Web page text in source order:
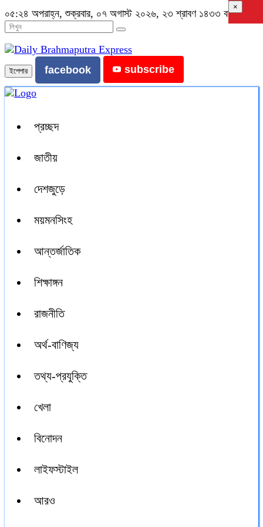
০৫:২৪ অপরাহ্ন, শুক্রবার, ০৭ অগাস্ট ২০২৬, ২৩ শ্রাবণ ১৪৩৩ বঙ্গাব্দ
ইপেপার facebook subscribe
প্রচ্ছদ
জাতীয়
দেশজুড়ে
ময়মনসিংহ
আন্তর্জাতিক
শিক্ষাঙ্গন
রাজনীতি
অর্থ-বাণিজ্য
তথ্য-প্রযুক্তি
খেলা
বিনোদন
লাইফস্টাইল
আরও
×